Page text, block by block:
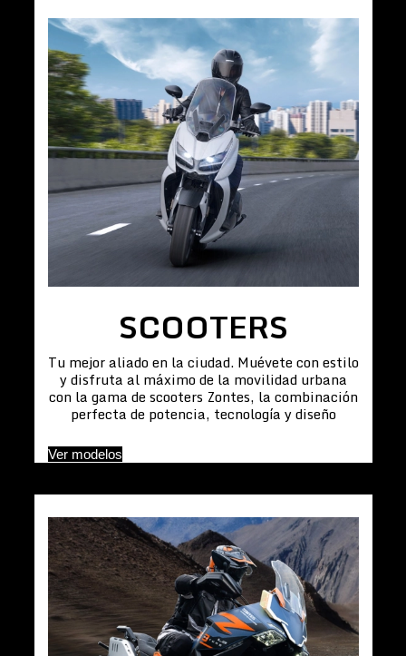
SCOOTERS
Tu mejor aliado en la ciudad. Muévete con estilo
y disfruta al máximo de la movilidad urbana
con la gama de scooters Zontes, la combinación
perfecta de potencia, tecnología y diseño
Ver modelos